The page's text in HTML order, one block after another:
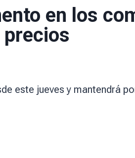
en los
este jueves y mantendrá